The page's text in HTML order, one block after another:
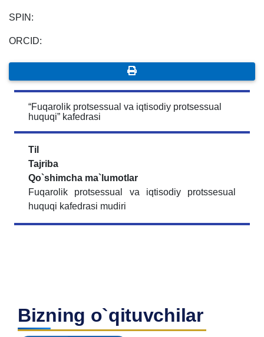
SPIN:
ORCID:
“Fuqarolik protsessual va iqtisodiy protsessual
huquqi” kafedrasi
Til
Tajriba
Qo`shimcha ma`lumotlar
Fuqarolik protsessual va iqtisodiy protssesual
huquqi kafedrasi mudiri
Bizning o`qituvchilar